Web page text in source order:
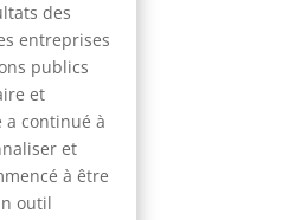
des
entreprises
publics
et
a continué à
et
à être
outil